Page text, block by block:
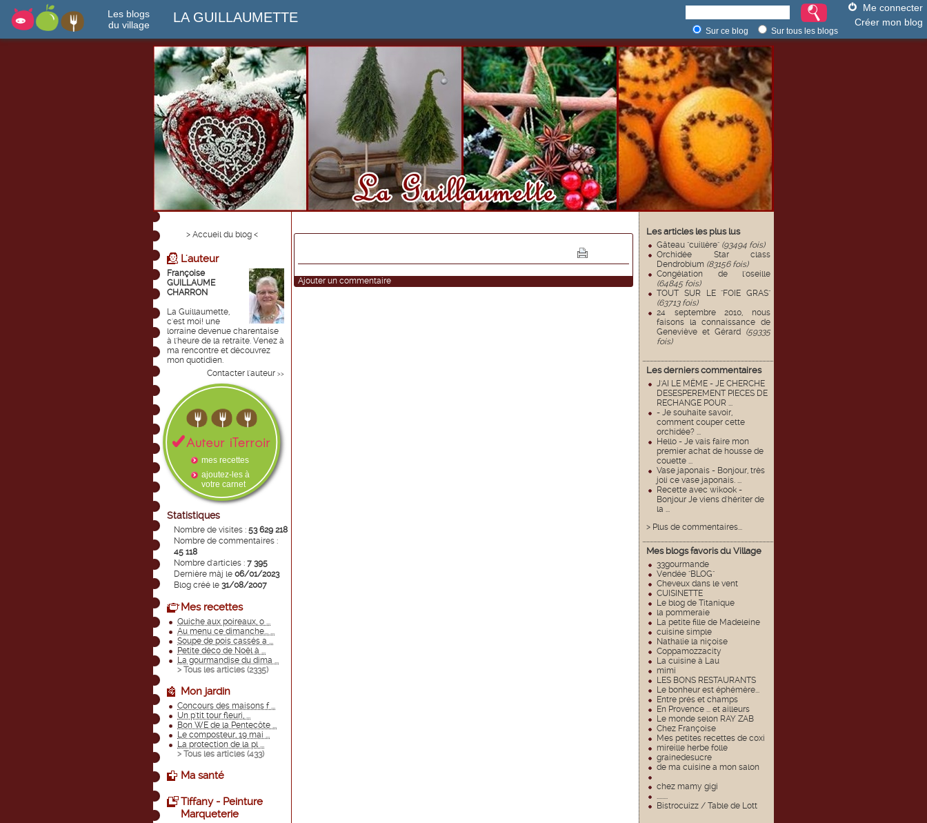
Les blogs
du village
LA GUILLAUMETTE
Me connecter
Créer mon blog
Sur ce blog Sur tous les blogs
Les articles les plus lus
Gâteau "cuillère" (93494 fois)
Orchidée Star class
Dendrobium (83156 fois)
Congélation de l'oseille
(64845 fois)
TOUT SUR LE "FOIE GRAS"
(63713 fois)
24 septembre 2010, nous
faisons la connaissance de
Geneviève et Gérard (59335
fois)
Les derniers commentaires
J'AI LE MËME - JE CHERCHE
DESESPEREMENT PIECES DE
RECHANGE POUR ...
- Je souhaite savoir,
comment couper cette
orchidée? ...
Hello - Je vais faire mon
premier achat de housse de
couette ...
Vase japonais - Bonjour, très
joli ce vase japonais. ...
Recette avec wikook -
Bonjour Je viens d'hériter de
la ...
> Plus de commentaires...
Mes blogs favoris du Village
33gourmande
Vendée "BLOG"
Cheveux dans le vent
CUISINETTE
Le blog de Titanique
la pommeraie
La petite fille de Madeleine
cuisine simple
Nathalie la niçoise
Coppamozzacity
La cuisine à Lau
mimi
LES BONS RESTAURANTS
Le bonheur est éphémère...
Entre prés et champs
En Provence ... et ailleurs
Le monde selon RAY ZAB
Chez Françoise
Mes petites recettes de coxi
mireille herbe folle
grainedesucre
de ma cuisine a mon salon
chez mamy gigi
........
Bistrocuizz / Table de Lott
> Accueil du blog <
L'auteur
Françoise
GUILLAUME
CHARRON
La Guillaumette,
c'est moi! une
lorraine devenue charentaise
à l'heure de la retraite. Venez à
ma rencontre et découvrez
mon quotidien.
Contacter l'auteur >>
mes recettes
ajoutez-les à
votre carnet
Statistiques
Nombre de visites : 53 629 218
Nombre de commentaires :
45 118
Nombre d'articles : 7 395
Dernière màj le 06/01/2023
Blog créé le 31/08/2007
Mes recettes
Quiche aux poireaux, o ...
Au menu ce dimanche... ...
Soupe de pois cassés a ...
Petite déco de Noël à ...
La gourmandise du dima ...
> Tous les articles (2335)
Mon jardin
Concours des maisons f ...
Un p'tit tour fleuri, ...
Bon WE de la Pentecôte ...
Le composteur, 19 mai ...
La protection de la pl ...
> Tous les articles (433)
Ma santé
Tiffany - Peinture
Marqueterie
Ajouter un commentaire